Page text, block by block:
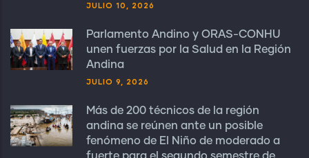
JULIO 10, 2026
Parlamento Andino y ORAS-CONHU
unen fuerzas por la Salud en la Región
Andina
JULIO 9, 2026
Más de 200 técnicos de la región
andina se reúnen ante un posible
fenómeno de El Niño de moderado a